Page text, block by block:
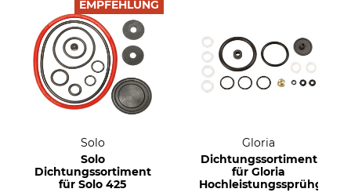
EMPFEHLUNG
Solo
Solo
Dichtungssortiment
für Solo 425
Gloria
Dichtungssortiment
für Gloria